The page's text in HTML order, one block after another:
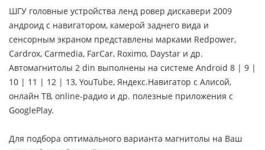
ШГУ головные устройства ленд ровер дискавери 2009
андроид с навигатором, камерой заднего вида и
сенсорным экраном представлены марками Redpower,
Cardrox, Carmedia, FarCar, Roximo, Daystar и др.
Автомагнитолы 2 din выполнены на системе Android 8 | 9 |
10 | 11 | 12 | 13, YouTube, Яндекс.Навигатор с Алисой,
онлайн ТВ, online-радио и др. полезные приложения с
GooglePlay.
Для подбора оптимального варианта магнитолы на Ваш